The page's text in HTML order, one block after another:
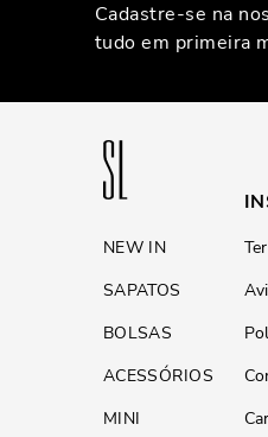
Cadastre-se na
tudo em primeira
NEW IN
SAPATOS
BOLSAS
ACESSÓRIOS
MINI